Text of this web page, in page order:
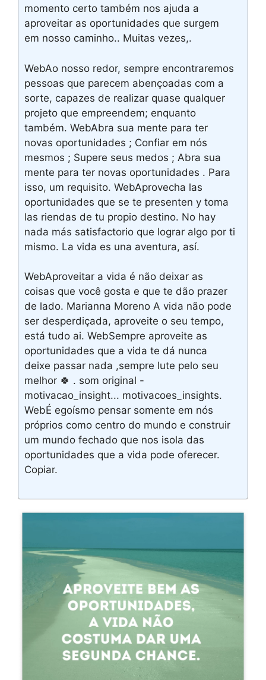
momento certo também nos ajuda a
aproveitar as oportunidades que surgem
em nosso caminho.. Muitas vezes,.
WebAo nosso redor, sempre encontraremos
pessoas que parecem abençoadas com a
sorte, capazes de realizar quase qualquer
projeto que empreendem; enquanto
também. WebAbra sua mente para ter
novas oportunidades ; Confiar em nós
mesmos ; Supere seus medos ; Abra sua
mente para ter novas oportunidades . Para
isso, um requisito. WebAprovecha las
oportunidades que se te presenten y toma
las riendas de tu propio destino. No hay
nada más satisfactorio que lograr algo por ti
mismo. La vida es una aventura, así.
WebAproveitar a vida é não deixar as
coisas que você gosta e que te dão prazer
de lado. Marianna Moreno A vida não pode
ser desperdiçada, aproveite o seu tempo,
está tudo ai. WebSempre aproveite as
oportunidades que a vida te dá nunca
deixe passar nada ,sempre lute pelo seu
melhor 🍀 . som original -
motivacao_insight... motivacoes_insights.
WebÉ egoísmo pensar somente em nós
próprios como centro do mundo e construir
um mundo fechado que nos isola das
oportunidades que a vida pode oferecer.
Copiar.